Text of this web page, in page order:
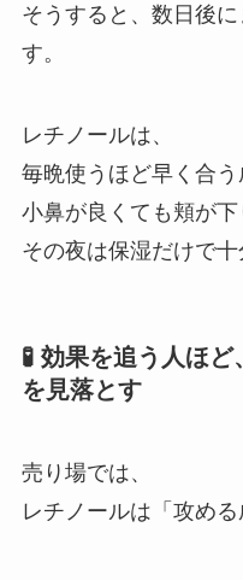
そうすると、数日後
す。
レチノールは、
毎晩使うほど早く合う
小鼻が良くても頬が下
その夜は保湿だけで十
🧪 効果を追う人ほ
を見落とす
売り場では、
レチノールは「攻める